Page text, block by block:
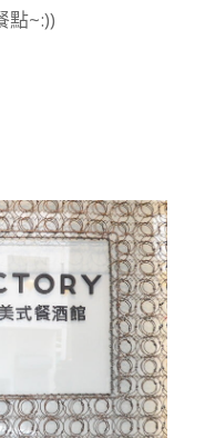
點~:))